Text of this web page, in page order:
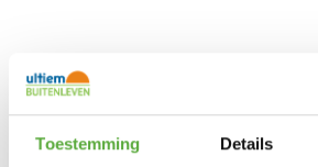
Toestemming Details